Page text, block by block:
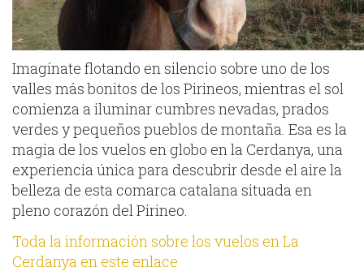
Imagínate flotando en silencio sobre uno de los
valles más bonitos de los Pirineos, mientras el sol
comienza a iluminar cumbres nevadas, prados
verdes y pequeños pueblos de montaña. Esa es la
magia de los vuelos en globo en la Cerdanya, una
experiencia única para descubrir desde el aire la
belleza de esta comarca catalana situada en
pleno corazón del Pirineo.
Toda la información sobre los vuelos en La
Cerdanya en este enlace